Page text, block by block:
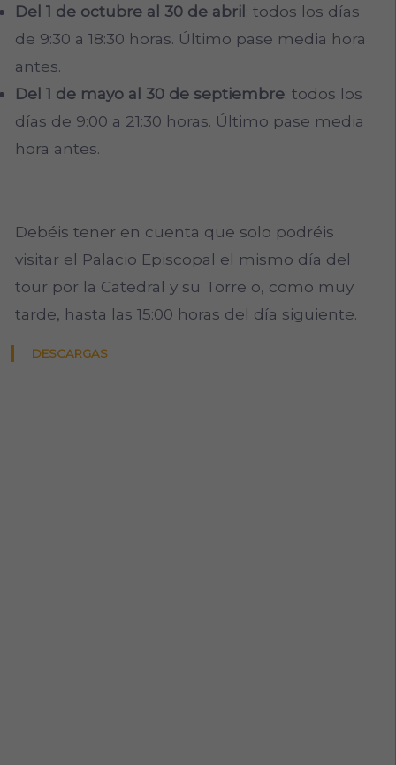
Del 1 de octubre al 30 de abril: todos los días
de 9:30 a 18:30 horas. Último pase media hora
antes.
Del 1 de mayo al 30 de septiembre: todos los
días de 9:00 a 21:30 horas. Último pase media
hora antes.
Debéis tener en cuenta que solo podréis
visitar el Palacio Episcopal el mismo día del
tour por la Catedral y su Torre o, como muy
tarde, hasta las 15:00 horas del día siguiente.
DESCARGAS